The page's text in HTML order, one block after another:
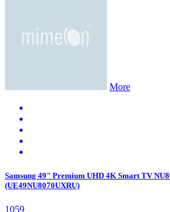
More
Samsung 49" Premium UHD 4K Smart TV
(UE49NU8070UXRU)
1059